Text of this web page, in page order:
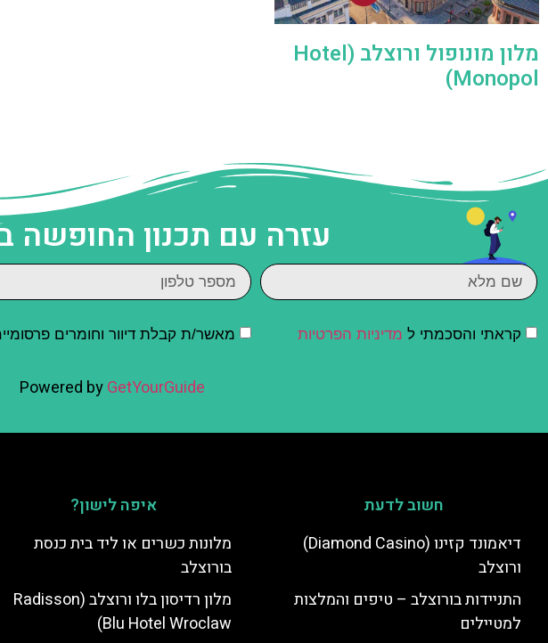
מלון מונופול ורוצלב (Hotel
Monopol)
עזרה עם תכנון החופשה
קראתי והסכמתי ל מדיניות הפרטיות מאשר/ת קבלת דיוור וחומרים
Powered byGetYourGuide
חשוב לדעת
דיאמונד קזינו (Diamond Casino)
ורוצלב
התניידות בורוצלב – טיפים והמלצות
למטיילים
איפה לישון?
מלונות כשרים או ליד בית כנסת
בורוצלב
מלון רדיסון בלו ורוצלב (Radisson
Blu Hotel Wroclaw)